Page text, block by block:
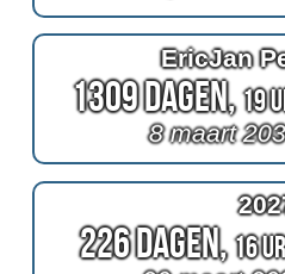
EricJan
1309 Dagen,19
8 maart
226 Dagen,16